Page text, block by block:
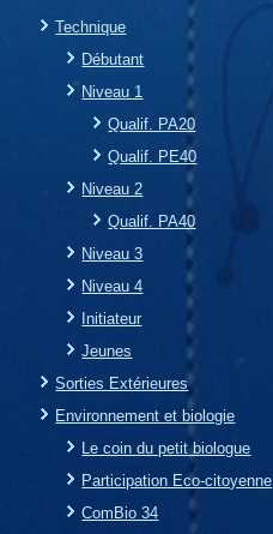
Technique
Débutant
Niveau 1
Qualif. PA20
Qualif. PE40
Niveau 2
Qualif. PA40
Niveau 3
Niveau 4
Initiateur
Jeunes
Sorties Extérieures
Environnement et biologie
Le coin du petit biologue
Participation Eco-citoyenne
ComBio 34